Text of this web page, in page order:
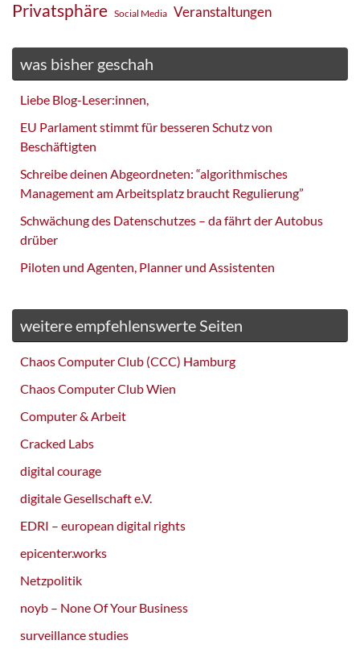
Privatsphäre Social Media Veranstaltungen
was bisher geschah
Liebe Blog-Leser:innen,
EU Parlament stimmt für besseren Schutz von
Beschäftigten
Schreibe deinen Abgeordneten: “algorithmisches
Management am Arbeitsplatz braucht Regulierung”
Schwächung des Datenschutzes – da fährt der Autobus
drüber
Piloten und Agenten, Planner und Assistenten
weitere empfehlenswerte Seiten
Chaos Computer Club (CCC) Hamburg
Chaos Computer Club Wien
Computer & Arbeit
Cracked Labs
digital courage
digitale Gesellschaft e.V.
EDRI – european digital rights
epicenter.works
Netzpolitik
noyb – None Of Your Business
surveillance studies